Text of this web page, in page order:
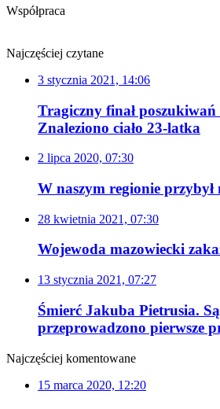
Współpraca
Najczęściej czytane
3 stycznia 2021, 14:06
Tragiczny finał
Znaleziono ciało 23-latka
2 lipca 2020, 07:30
W naszym regionie
28 kwietnia 2021, 07:30
Wojewoda mazowiecki
13 stycznia 2021, 07:27
Śmierć Jakuba Pietrusia.
przeprowadzono pierwsze
Najczęściej komentowane
15 marca 2020, 12:20